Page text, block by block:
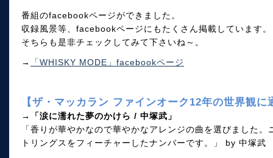
番組のfacebookページができました。
収録風景等、facebookページにもたくさん掲載しています。
そちらも是非チェックしてみて下さいね～。
→ 「WHISKY MODE」facebookページ
【ザ・マッカラン ファインオーク12年の世界観に
→「涙に濡れた夢のかけら / 中塚武」
「香りが華やかなので華やかなアレンジの曲を選びました
トリングスをフィーチャーしたナンバーです。」 by 中塚武